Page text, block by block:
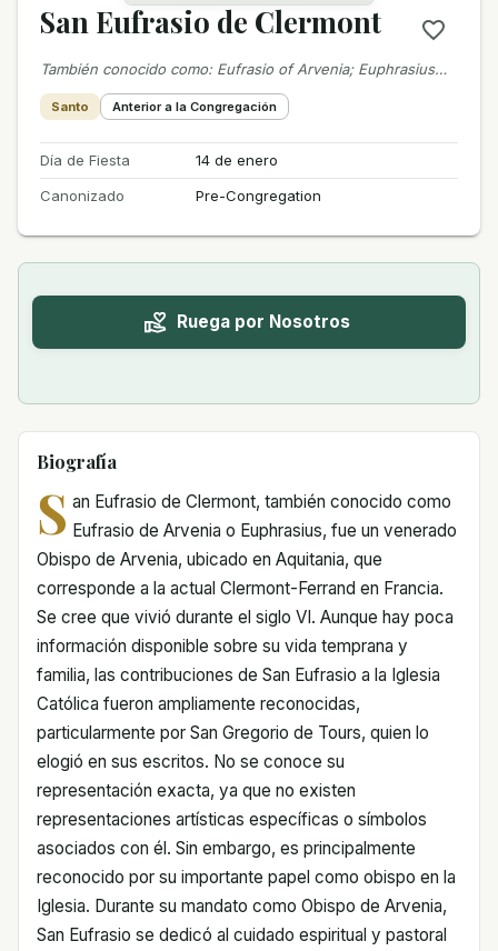
San Eufrasio de Clermont
También conocido como: Eufrasio of Arvenia; Euphrasius…
Santo Anterior a la Congregación
Día de Fiesta
14 de enero
Canonizado
Pre-Congregation
Ruega por Nosotros
Biografía
S an Eufrasio de Clermont, también conocido como
Eufrasio de Arvenia o Euphrasius, fue un venerado
Obispo de Arvenia, ubicado en Aquitania, que
corresponde a la actual Clermont-Ferrand en Francia.
Se cree que vivió durante el siglo VI. Aunque hay poca
información disponible sobre su vida temprana y
familia, las contribuciones de San Eufrasio a la Iglesia
Católica fueron ampliamente reconocidas,
particularmente por San Gregorio de Tours, quien lo
elogió en sus escritos. No se conoce su
representación exacta, ya que no existen
representaciones artísticas específicas o símbolos
asociados con él. Sin embargo, es principalmente
reconocido por su importante papel como obispo en la
Iglesia. Durante su mandato como Obispo de Arvenia,
San Eufrasio se dedicó al cuidado espiritual y pastoral